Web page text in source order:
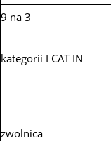
9 na 3
kategorii I CAT IN
zwolnica